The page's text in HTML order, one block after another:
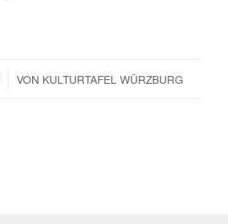
VON KULTURTAFEL WÜRZBURG